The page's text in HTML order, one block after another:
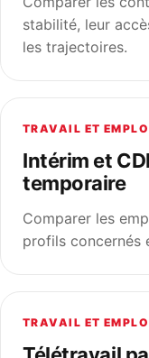
stabilité, leur
les trajectoires.
TRAVAIL ET
Intérim et
temporaire
Comparer les
profils concernés
TRAVAIL ET